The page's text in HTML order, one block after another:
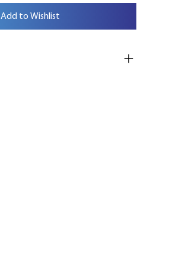
Add to Wishlist